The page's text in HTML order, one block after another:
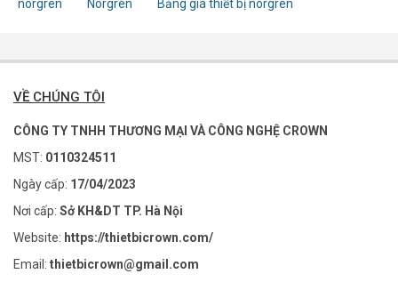
norgren
Norgren Bảng giá thiết bị norgren
VỀ CHÚNG TÔI
CÔNG TY TNHH THƯƠNG MẠI VÀ CÔNG NGHỆ CROWN
MST: 0110324511
Ngày cấp: 17/04/2023
Nơi cấp: Sở KH&DT TP. Hà Nội
Website: https://thietbicrown.com/
Email: thietbicrown@gmail.com